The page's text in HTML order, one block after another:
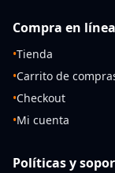
Compra en línea
•Tienda
•Carrito de
•Checkout
•Mi cuenta
Políticas y